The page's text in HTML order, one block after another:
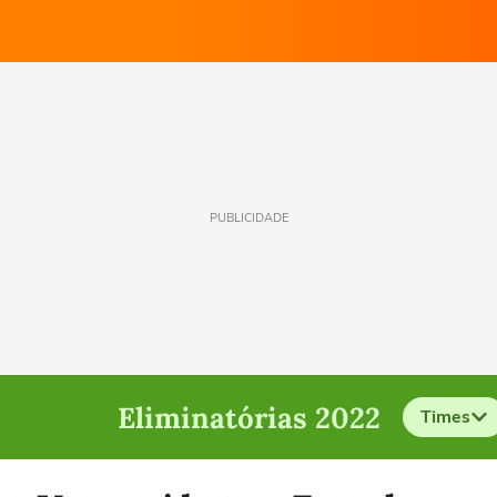
PUBLICIDADE
Eliminatórias 2022 Times